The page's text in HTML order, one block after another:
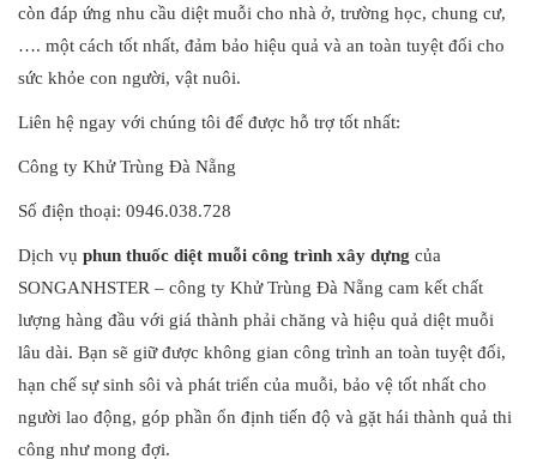
còn đáp ứng nhu cầu diệt muỗi cho nhà ở, trường học, chung cư,
…. một cách tốt nhất, đảm bảo hiệu quả và an toàn tuyệt đối cho
sức khỏe con người, vật nuôi.
Liên hệ ngay với chúng tôi để được hỗ trợ tốt nhất:
Công ty Khử Trùng Đà Nẵng
Số điện thoại: 0946.038.728
Dịch vụ phun thuốc diệt muỗi công trình xây dựng của
SONGANHSTER – công ty Khử Trùng Đà Nẵng cam kết chất
lượng hàng đầu với giá thành phải chăng và hiệu quả diệt muỗi
lâu dài. Bạn sẽ giữ được không gian công trình an toàn tuyệt đối,
hạn chế sự sinh sôi và phát triển của muỗi, bảo vệ tốt nhất cho
người lao động, góp phần ổn định tiến độ và gặt hái thành quả thi
công như mong đợi.